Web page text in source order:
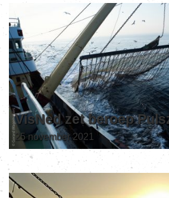
VisNed zet beroep
25 november 2021